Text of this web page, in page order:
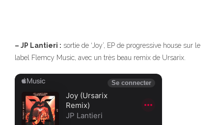
– JP Lantieri : sortie de ‘Joy’, EP de progressive house sur le
label Flemcy Music, avec un très beau remix de Ursarix.